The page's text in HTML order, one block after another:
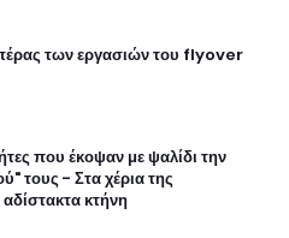
των εργασιών του flyover
που έκοψαν με ψαλίδι την
τους - Στα χέρια της
κτήνη